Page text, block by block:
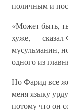
поличным и
«Может быть,
хуже, — сказал
мусульманин,
одного из
Но Фарид все
меня языку
потому что он